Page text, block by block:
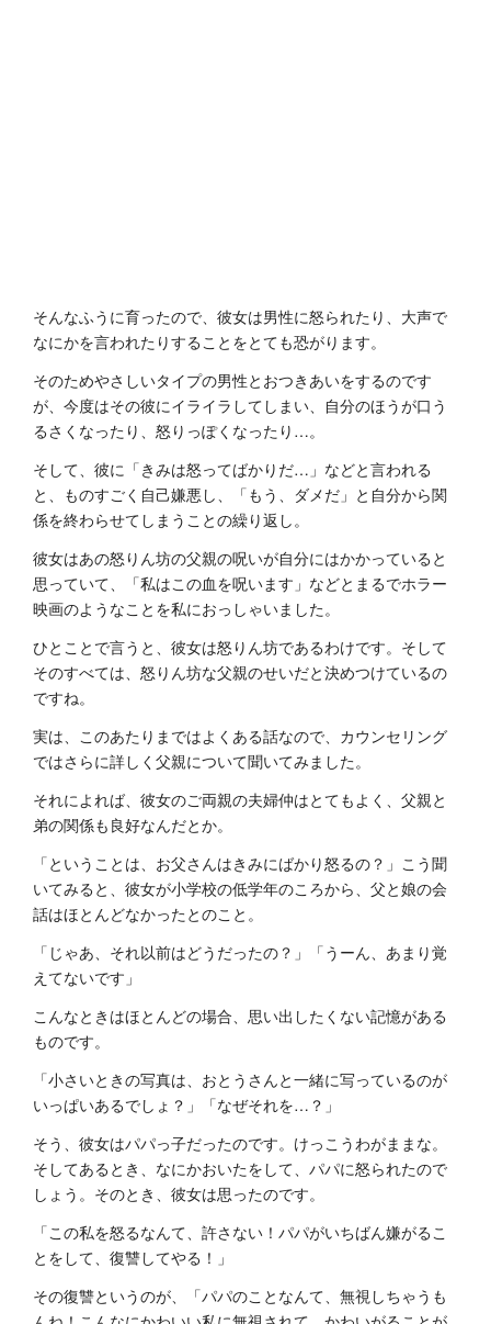
そんなふうに育ったので、彼女は男性に怒られたり、大声で
なにかを言われたりすることをとても恐がります。
そのためやさしいタイプの男性とおつきあいをするのです
が、今度はその彼にイライラしてしまい、自分のほうが口う
るさくなったり、怒りっぽくなったり…。
そして、彼に「きみは怒ってばかりだ…」などと言われる
と、ものすごく自己嫌悪し、「もう、ダメだ」と自分から関
係を終わらせてしまうことの繰り返し。
彼女はあの怒りん坊の父親の呪いが自分にはかかっていると
思っていて、「私はこの血を呪います」などとまるでホラー
映画のようなことを私におっしゃいました。
ひとことで言うと、彼女は怒りん坊であるわけです。そして
そのすべては、怒りん坊な父親のせいだと決めつけているの
ですね。
実は、このあたりまではよくある話なので、カウンセリング
ではさらに詳しく父親について聞いてみました。
それによれば、彼女のご両親の夫婦仲はとてもよく、父親と
弟の関係も良好なんだとか。
「ということは、お父さんはきみにばかり怒るの？」こう聞
いてみると、彼女が小学校の低学年のころから、父と娘の会
話はほとんどなかったとのこと。
「じゃあ、それ以前はどうだったの？」「うーん、あまり覚
えてないです」
こんなときはほとんどの場合、思い出したくない記憶がある
ものです。
「小さいときの写真は、おとうさんと一緒に写っているのが
いっぱいあるでしょ？」「なぜそれを…？」
そう、彼女はパパっ子だったのです。けっこうわがままな。
そしてあるとき、なにかおいたをして、パパに怒られたので
しょう。そのとき、彼女は思ったのです。
「この私を怒るなんて、許さない！パパがいちばん嫌がるこ
とをして、復讐してやる！」
その復讐というのが、「パパのことなんて、無視しちゃうも